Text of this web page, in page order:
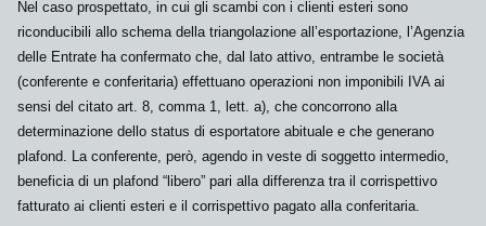
Nel caso prospettato, in cui gli scambi con i clienti esteri sono
riconducibili allo schema della triangolazione all’esportazione, l’Agenzia
delle Entrate ha confermato che, dal lato attivo, entrambe le società
(conferente e conferitaria) effettuano operazioni non imponibili IVA ai
sensi del citato art. 8, comma 1, lett. a), che concorrono alla
determinazione dello status di esportatore abituale e che generano
plafond. La conferente, però, agendo in veste di soggetto intermedio,
beneficia di un plafond “libero” pari alla differenza tra il corrispettivo
fatturato ai clienti esteri e il corrispettivo pagato alla conferitaria.